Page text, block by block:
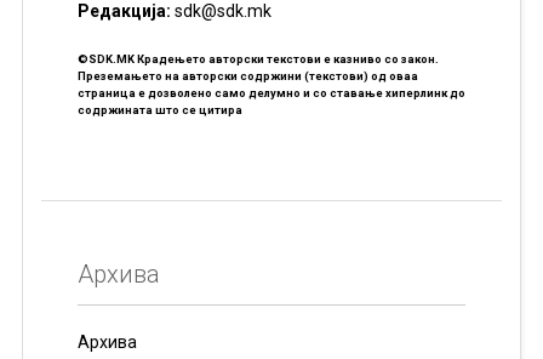
Редакцијa: sdk@sdk.mk
©SDK.MK Крадењето авторски текстови е казниво со закон.
Преземањето на авторски содржини (текстови) од оваа
страница е дозволено само делумно и со ставање хиперлинк до
содржината што се цитира
Архива
Архива